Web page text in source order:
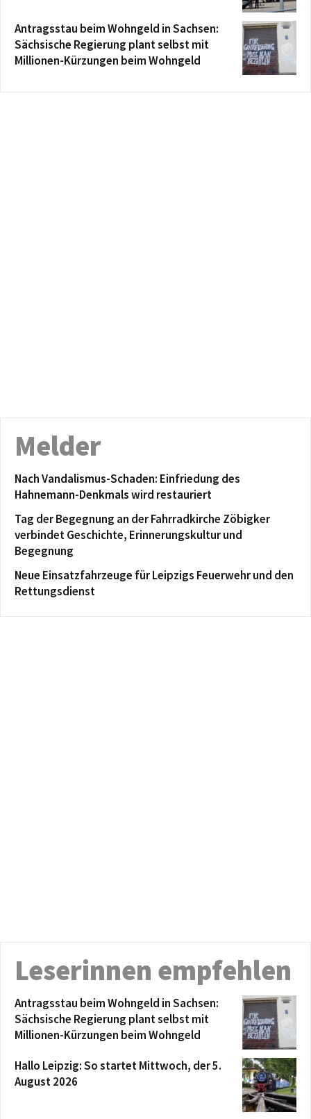
Antragsstau beim Wohngeld in Sachsen:
Sächsische Regierung plant selbst mit
Millionen-Kürzungen beim Wohngeld
Melder
Nach Vandalismus-Schaden: Einfriedung des
Hahnemann-Denkmals wird restauriert
Tag der Begegnung an der Fahrradkirche Zöbigker
verbindet Geschichte, Erinnerungskultur und
Begegnung
Neue Einsatzfahrzeuge für Leipzigs Feuerwehr und den
Rettungsdienst
Leserinnen empfehlen
Antragsstau beim Wohngeld in Sachsen:
Sächsische Regierung plant selbst mit
Millionen-Kürzungen beim Wohngeld
Hallo Leipzig: So startet Mittwoch, der 5.
August 2026